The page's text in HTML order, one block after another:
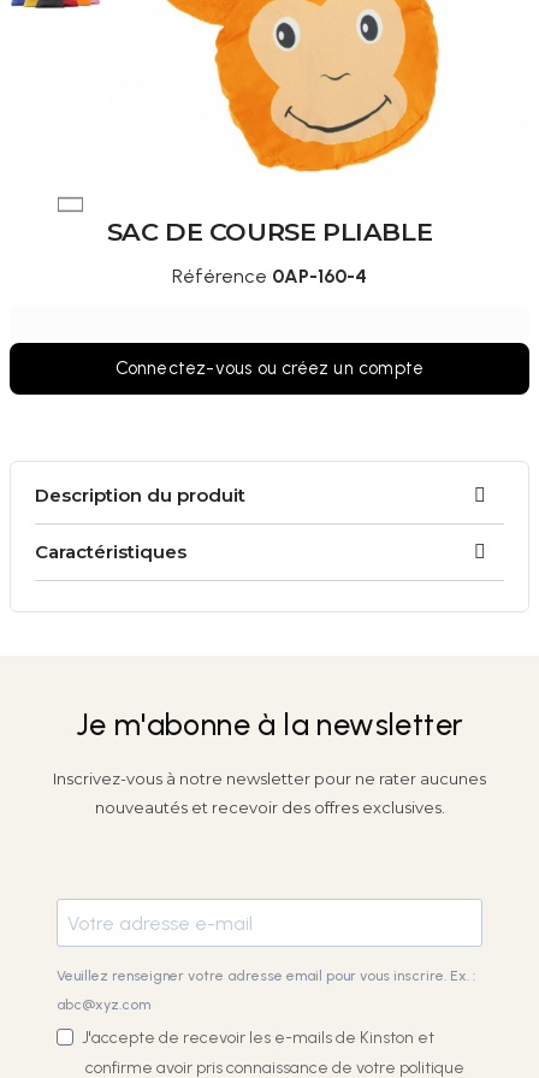
SAC DE COURSE PLIABLE
Référence 0AP-160-4
Connectez-vous ou créez un compte
Description du produit
Caractéristiques
Je m'abonne à la newsletter
Inscrivez-vous à notre newsletter pour ne rater aucunes
nouveautés et recevoir des offres exclusives.
Veuillez renseigner votre adresse email pour vous inscrire. Ex. :
abc@xyz.com
J'accepte de recevoir les e-mails de Kinston et
confirme avoir pris connaissance de votre politique